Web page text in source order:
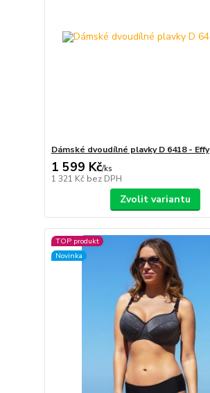
Dámské dvoudílné plavky D 6418 - Effy
1 599 Kč/ks
1 321 Kč bez DPH
Zvolit variantu
TOP produkt
Novinka